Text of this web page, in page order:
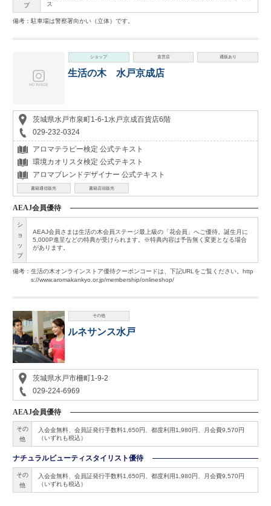
プ
ス
備考：駐車場は警察署向かい（立体）です。
ショップ 直営店 通販あり
生活の木 水戸京成店
茨城県水戸市泉町1-6-1水戸京成百貨店6階
029-232-0324
アロマテラピー検定 公式テキスト
環境カオリスタ検定 公式テキスト
アロマブレンドデザイナー 公式テキスト
書籍通信販売 書籍店頭販売
AEAJ会員優待
シ
ョ
ッ
プ
AEAJ会員さまは生活の木会員ステージ最上級の「花会員」へご優待。誕生月に
5,000P進呈などの特典が受けられます。※特典内容は予告無く変更となる場合
があります。
備考：生活の木オンラインストア優待クーポンコードは、下記URLをご覧ください。http
s://www.aromakankyo.or.jp/membership/onlineshop/
その他
ルネサンス水戸
茨城県水戸市柵町1-9-2
029-224-6969
AEAJ会員優待
その
他
入会金無料、会員証発行手数料1,650円、都度利用1,980円、月会費9,570円
（いずれも税込）
ナチュラルビューティスタイリスト優待
その
他
入会金無料、会員証発行手数料1,650円、都度利用1,980円、月会費9,570円
（いずれも税込）